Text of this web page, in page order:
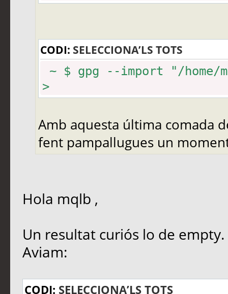
CODI: SELECCIONA’LS TOTS
~ $ gpg --import "/home/
>
Amb aquesta última comada
fent pampallugues un
Hola mqlb ,
Un resultat curiós lo de empty.
Aviam:
CODI: SELECCIONA’LS TOTS